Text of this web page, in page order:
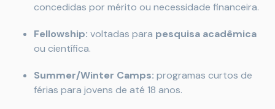
concedidas por mérito ou necessidade financeira.
Fellowship: voltadas para pesquisa acadêmica
ou científica.
Summer/Winter Camps: programas curtos de
férias para jovens de até 18 anos.